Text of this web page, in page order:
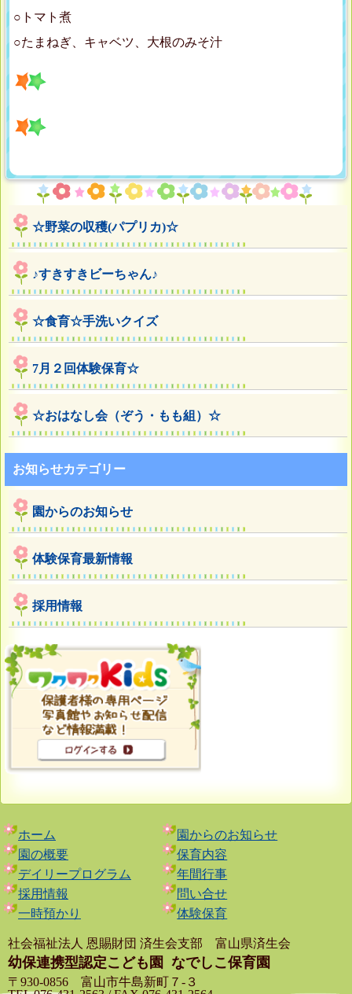
○トマト煮
○たまねぎ、キャベツ、大根のみそ汁
☆野菜の収穫(パプリカ)☆
♪すきすきビーちゃん♪
☆食育☆手洗いクイズ
7月２回体験保育☆
☆おはなし会（ぞう・もも組）☆
お知らせカテゴリー
園からのお知らせ
体験保育最新情報
採用情報
ホーム
園からのお知らせ
園の概要
保育内容
デイリープログラム
年間行事
採用情報
問い合せ
一時預かり
体験保育
社会福祉法人 恩賜財団 済生会支部 富山県済生会
幼保連携型認定こども園 なでしこ保育園
〒930-0856 富山市牛島新町７-３